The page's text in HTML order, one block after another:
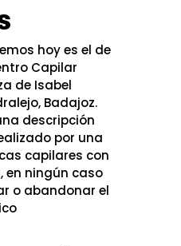
hoy es el de
Capilar
de Isabel
Badajoz.
descripción
por una
capilares con
en ningún caso
o abandonar el